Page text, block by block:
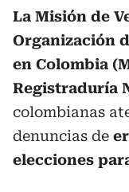
La Misión de
Organización
en Colombia
Registraduría
colombianas
denuncias de
elecciones